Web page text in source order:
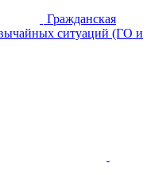
Гражданская
ситуаций (ГО и